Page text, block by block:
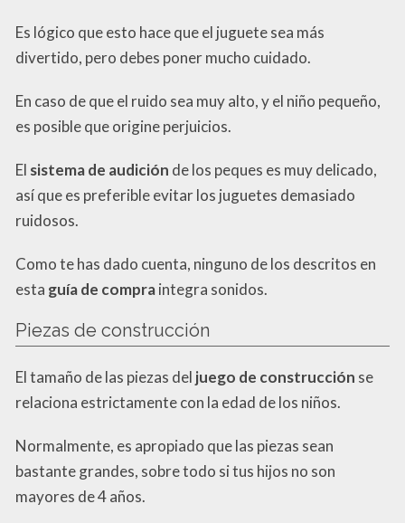
Es lógico que esto hace que el juguete sea más
divertido, pero debes poner mucho cuidado.
En caso de que el ruido sea muy alto, y el niño pequeño,
es posible que origine perjuicios.
El sistema de audición de los peques es muy delicado,
así que es preferible evitar los juguetes demasiado
ruidosos.
Como te has dado cuenta, ninguno de los descritos en
esta guía de compraintegra sonidos.
Piezas de construcción
El tamaño de las piezas del juego de construcción se
relaciona estrictamente con la edad de los niños.
Normalmente, es apropiado que las piezas sean
bastante grandes, sobre todo si tus hijos no son
mayores de 4 años.